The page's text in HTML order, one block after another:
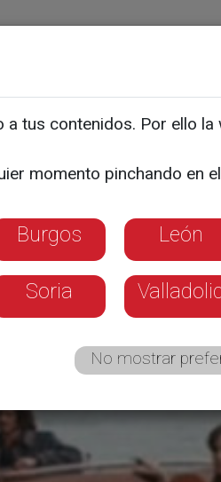
CARTELERA DEL FIN
y Johnny
a tus contenidos. Por ello
momento pinchando en
Burgos León
Soria
No mostrar